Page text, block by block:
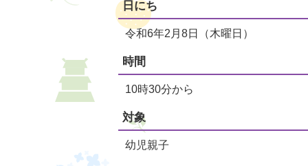
日にち
令和6年2月8日（木曜日）
時間
10時30分から
対象
幼児親子